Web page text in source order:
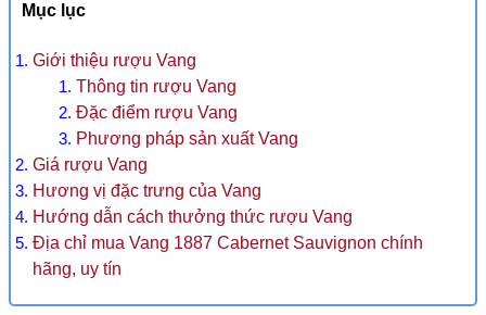
Mục lục
Giới thiệu rượu Vang
Thông tin rượu Vang
Đặc điểm rượu Vang
Phương pháp sản xuất Vang
Giá rượu Vang
Hương vị đặc trưng của Vang
Hướng dẫn cách thưởng thức rượu Vang
Địa chỉ mua Vang 1887 Cabernet Sauvignon chính
hãng, uy tín